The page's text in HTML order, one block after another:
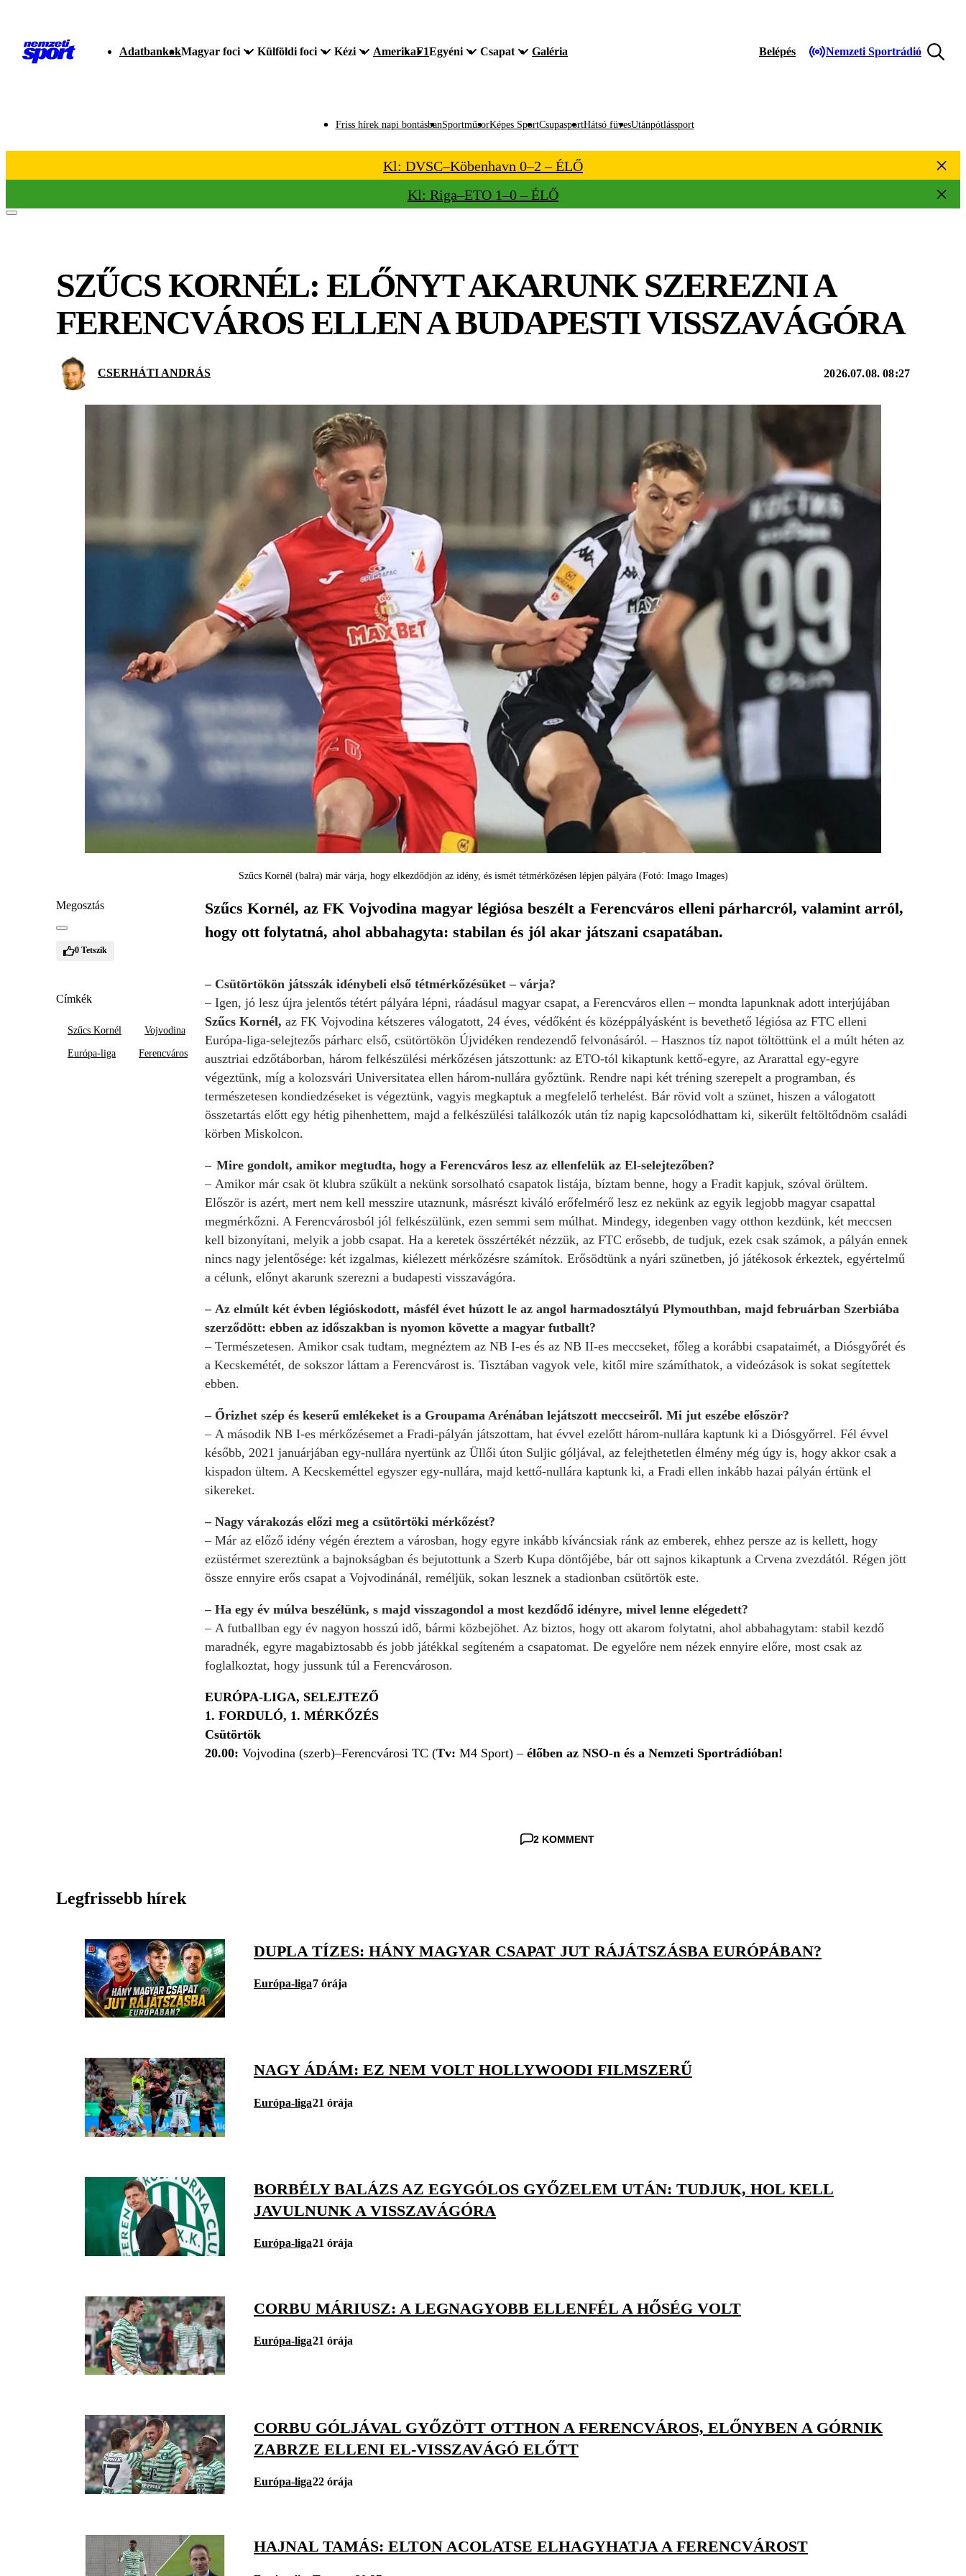
AdatbankokMagyar foci Külföldi foci Kézi AmerikaF1Egyéni Csapat Galéria Belépés Nemzeti Sportrádió
Friss hírek napi bontásbanSportműsorKépes SportCsupasportHátsó füvesUtánpótlássport
Kl: DVSC–Köbenhavn 0–2 – ÉLŐ
Kl: Riga–ETO 1–0 – ÉLŐ
SZŰCS KORNÉL: ELŐNYT AKARUNK SZEREZNI A
FERENCVÁROS ELLEN A BUDAPESTI VISSZAVÁGÓRA
CSERHÁTI ANDRÁS 2026.07.08. 08:27
Szűcs Kornél (balra) már várja, hogy elkezdődjön az idény, és ismét tétmérkőzésen lépjen pályára (Fotó: Imago Images)
Megosztás
0 Tetszik
Címkék
Szűcs Kornél Vojvodina
Európa-liga Ferencváros
Szűcs Kornél, az FK Vojvodina magyar légiósa beszélt a Ferencváros elleni párharcról, valamint arról,
hogy ott folytatná, ahol abbahagyta: stabilan és jól akar játszani csapatában.
– Csütörtökön játsszák idénybeli első tétmérkőzésüket – várja?
– Igen, jó lesz újra jelentős tétért pályára lépni, ráadásul magyar csapat, a Ferencváros ellen – mondta lapunknak adott interjújában
Szűcs Kornél, az FK Vojvodina kétszeres válogatott, 24 éves, védőként és középpályásként is bevethető légiósa az FTC elleni
Európa-liga-selejtezős párharc első, csütörtökön Újvidéken rendezendő felvonásáról. – Hasznos tíz napot töltöttünk el a múlt héten az
ausztriai edzőtáborban, három felkészülési mérkőzésen játszottunk: az ETO-tól kikaptunk kettő-egyre, az Ararattal egy-egyre
végeztünk, míg a kolozsvári Universitatea ellen három-nullára győztünk. Rendre napi két tréning szerepelt a programban, és
természetesen kondiedzéseket is végeztünk, vagyis megkaptuk a megfelelő terhelést. Bár rövid volt a szünet, hiszen a válogatott
összetartás előtt egy hétig pihenhettem, majd a felkészülési találkozók után tíz napig kapcsolódhattam ki, sikerült feltöltődnöm családi
körben Miskolcon.
– Mire gondolt, amikor megtudta, hogy a Ferencváros lesz az ellenfelük az El-selejtezőben?
– Amikor már csak öt klubra szűkült a nekünk sorsolható csapatok listája, bíztam benne, hogy a Fradit kapjuk, szóval örültem.
Először is azért, mert nem kell messzire utaznunk, másrészt kiváló erőfelmérő lesz ez nekünk az egyik legjobb magyar csapattal
megmérkőzni. A Ferencvárosból jól felkészülünk, ezen semmi sem múlhat. Mindegy, idegenben vagy otthon kezdünk, két meccsen
kell bizonyítani, melyik a jobb csapat. Ha a keretek összértékét nézzük, az FTC erősebb, de tudjuk, ezek csak számok, a pályán ennek
nincs nagy jelentősége: két izgalmas, kiélezett mérkőzésre számítok. Erősödtünk a nyári szünetben, jó játékosok érkeztek, egyértelmű
a célunk, előnyt akarunk szerezni a budapesti visszavágóra.
– Az elmúlt két évben légióskodott, másfél évet húzott le az angol harmadosztályú Plymouthban, majd februárban Szerbiába
szerződött: ebben az időszakban is nyomon követte a magyar futballt?
– Természetesen. Amikor csak tudtam, megnéztem az NB I-es és az NB II-es meccseket, főleg a korábbi csapataimét, a Diósgyőrét és
a Kecskemétét, de sokszor láttam a Ferencvárost is. Tisztában vagyok vele, kitől mire számíthatok, a videózások is sokat segítettek
ebben.
– Őrizhet szép és keserű emlékeket is a Groupama Arénában lejátszott meccseiről. Mi jut eszébe először?
– A második NB I-es mérkőzésemet a Fradi-pályán játszottam, hat évvel ezelőtt három-nullára kaptunk ki a Diósgyőrrel. Fél évvel
később, 2021 januárjában egy-nullára nyertünk az Üllői úton Suljic góljával, az felejthetetlen élmény még úgy is, hogy akkor csak a
kispadon ültem. A Kecskeméttel egyszer egy-nullára, majd kettő-nullára kaptunk ki, a Fradi ellen inkább hazai pályán értünk el
sikereket.
– Nagy várakozás előzi meg a csütörtöki mérkőzést?
– Már az előző idény végén éreztem a városban, hogy egyre inkább kíváncsiak ránk az emberek, ehhez persze az is kellett, hogy
ezüstérmet szereztünk a bajnokságban és bejutottunk a Szerb Kupa döntőjébe, bár ott sajnos kikaptunk a Crvena zvezdától. Régen jött
össze ennyire erős csapat a Vojvodinánál, reméljük, sokan lesznek a stadionban csütörtök este.
– Ha egy év múlva beszélünk, s majd visszagondol a most kezdődő idényre, mivel lenne elégedett?
– A futballban egy év nagyon hosszú idő, bármi közbejöhet. Az biztos, hogy ott akarom folytatni, ahol abbahagytam: stabil kezdő
maradnék, egyre magabiztosabb és jobb játékkal segíteném a csapatomat. De egyelőre nem nézek ennyire előre, most csak az
foglalkoztat, hogy jussunk túl a Ferencvároson.
EURÓPA-LIGA, SELEJTEZŐ
1. FORDULÓ, 1. MÉRKŐZÉS
Csütörtök
20.00: Vojvodina (szerb)–Ferencvárosi TC (Tv: M4 Sport) – élőben az NSO-n és a Nemzeti Sportrádióban!
2 KOMMENT
Legfrissebb hírek
DUPLA TÍZES: HÁNY MAGYAR CSAPAT JUT RÁJÁTSZÁSBA EURÓPÁBAN?
Európa-liga7 órája
NAGY ÁDÁM: EZ NEM VOLT HOLLYWOODI FILMSZERŰ
Európa-liga21 órája
BORBÉLY BALÁZS AZ EGYGÓLOS GYŐZELEM UTÁN: TUDJUK, HOL KELL
JAVULNUNK A VISSZAVÁGÓRA
Európa-liga21 órája
CORBU MÁRIUSZ: A LEGNAGYOBB ELLENFÉL A HŐSÉG VOLT
Európa-liga21 órája
CORBU GÓLJÁVAL GYŐZÖTT OTTHON A FERENCVÁROS, ELŐNYBEN A GÓRNIK
ZABRZE ELLENI EL-VISSZAVÁGÓ ELŐTT
Európa-liga22 órája
HAJNAL TAMÁS: ELTON ACOLATSE ELHAGYHATJA A FERENCVÁROST